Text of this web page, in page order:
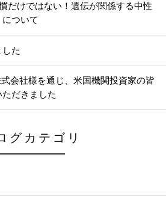
だけではない！遺伝が関係する中性
ついて
た
会社様を通じ、米国機関投資家の皆
だきました
グカテゴリ